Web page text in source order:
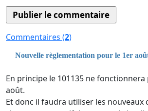
Commentaires (2)
Nouvelle règlementation pour le 1er
En principe le 101135 ne fonctionnera
août.
Et donc il faudra utiliser les nouveaux